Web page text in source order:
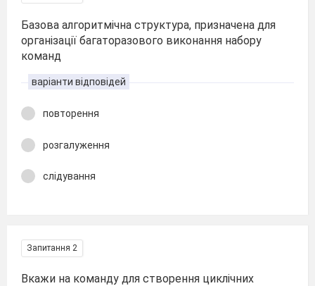
Базова алгоритмічна структура, призначена для
організації багаторазового виконання набору
команд
варіанти відповідей
повторення
розгалуження
слідування
Запитання 2
Вкажи на команду для створення циклічних